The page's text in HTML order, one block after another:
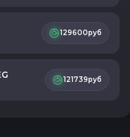
129600руб
121739руб